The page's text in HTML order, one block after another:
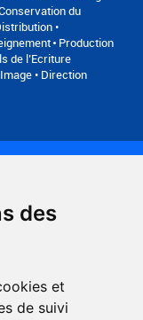
des
et
de suivi
du
•
Production
de l’Ecriture
Image • Direction
et 230.000